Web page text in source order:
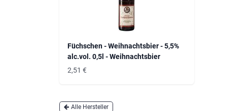
Füchschen - Weihnachtsbier - 5,5%
alc.vol. 0,5l - Weihnachtsbier
2,51 €
Alle Hersteller